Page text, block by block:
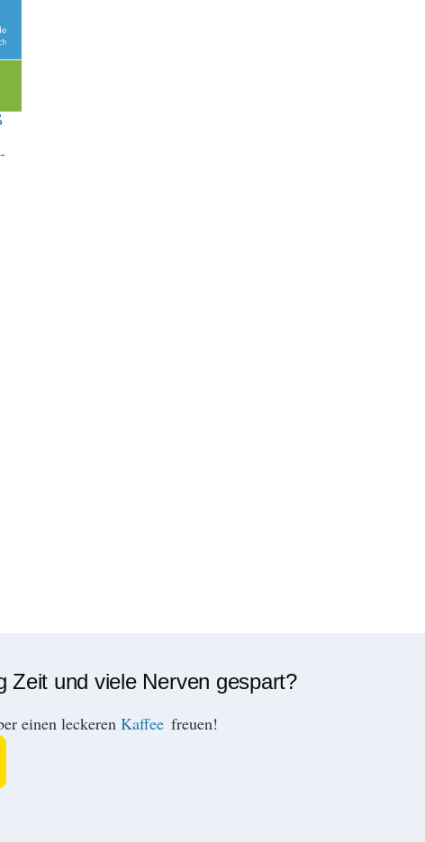
Zeit und viele Nerven gespart?
einen leckeren Kaffee freuen!